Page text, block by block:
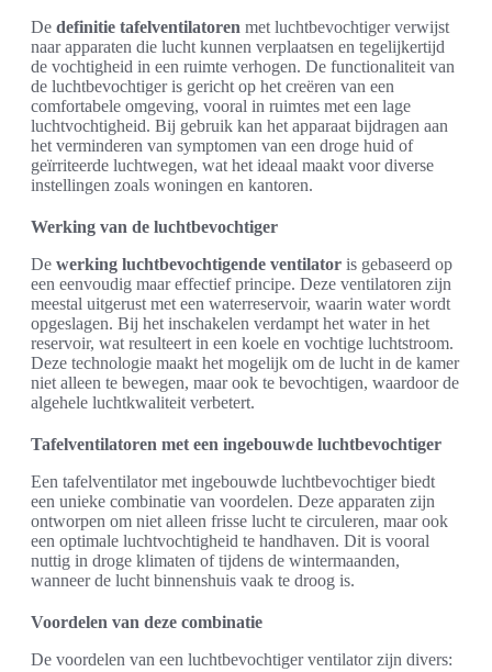
De definitie tafelventilatoren met luchtbevochtiger verwijst
naar apparaten die lucht kunnen verplaatsen en tegelijkertijd
de vochtigheid in een ruimte verhogen. De functionaliteit van
de luchtbevochtiger is gericht op het creëren van een
comfortabele omgeving, vooral in ruimtes met een lage
luchtvochtigheid. Bij gebruik kan het apparaat bijdragen aan
het verminderen van symptomen van een droge huid of
geïrriteerde luchtwegen, wat het ideaal maakt voor diverse
instellingen zoals woningen en kantoren.
Werking van de luchtbevochtiger
De werking luchtbevochtigende ventilator is gebaseerd op
een eenvoudig maar effectief principe. Deze ventilatoren zijn
meestal uitgerust met een waterreservoir, waarin water wordt
opgeslagen. Bij het inschakelen verdampt het water in het
reservoir, wat resulteert in een koele en vochtige luchtstroom.
Deze technologie maakt het mogelijk om de lucht in de kamer
niet alleen te bewegen, maar ook te bevochtigen, waardoor de
algehele luchtkwaliteit verbetert.
Tafelventilatoren met een ingebouwde luchtbevochtiger
Een tafelventilator met ingebouwde luchtbevochtiger biedt
een unieke combinatie van voordelen. Deze apparaten zijn
ontworpen om niet alleen frisse lucht te circuleren, maar ook
een optimale luchtvochtigheid te handhaven. Dit is vooral
nuttig in droge klimaten of tijdens de wintermaanden,
wanneer de lucht binnenshuis vaak te droog is.
Voordelen van deze combinatie
De voordelen van een luchtbevochtiger ventilator zijn divers: